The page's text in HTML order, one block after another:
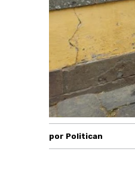
por Politican